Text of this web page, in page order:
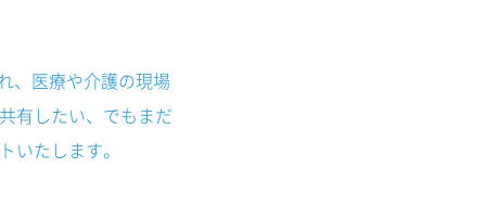
、医療や介護の現場
有したい、でもまだ
いたします。